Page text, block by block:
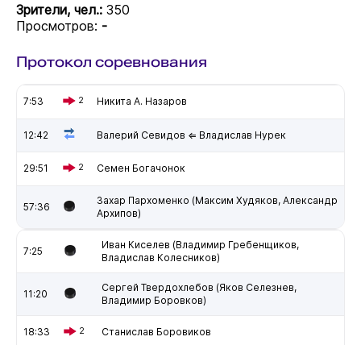
Зрители, чел.: 350
Просмотров: -
Протокол соревнования
7:53 2 Никита А. Назаров
12:42 Валерий Севидов ⇐ Владислав Нурек
29:51 2 Семен Богачонок
57:36
Захар Пархоменко (Максим Худяков, Александр
Архипов)
7:25
Иван Киселев (Владимир Гребенщиков,
Владислав Колесников)
11:20
Сергей Твердохлебов (Яков Селезнев,
Владимир Боровков)
18:33 2 Станислав Боровиков